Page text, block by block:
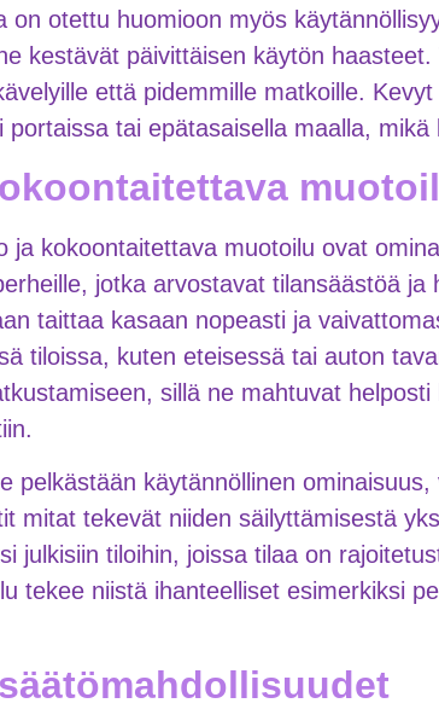
on otettu huomioon myös
kestävät päivittäisen käytön
että pidemmille matkoille.
portaissa tai epätasaisella maalla,
ja kokoontaitettava muotoilu ovat
jotka arvostavat tilansäästöä
taittaa kasaan nopeasti ja
tiloissa, kuten eteisessä tai auton
sillä ne mahtuvat
pelkästään käytännöllinen
mitat tekevät niiden säilyttämisestä
julkisiin tiloihin, joissa tilaa on
tekee niistä ihanteelliset esimerkiksi